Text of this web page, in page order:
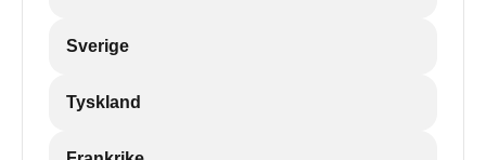
Sverige
Tyskland